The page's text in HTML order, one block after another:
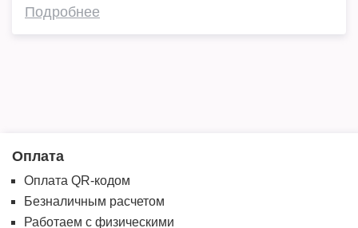
Подробнее
Оплата
Оплата QR-кодом
Безналичным расчетом
Работаем с физическими